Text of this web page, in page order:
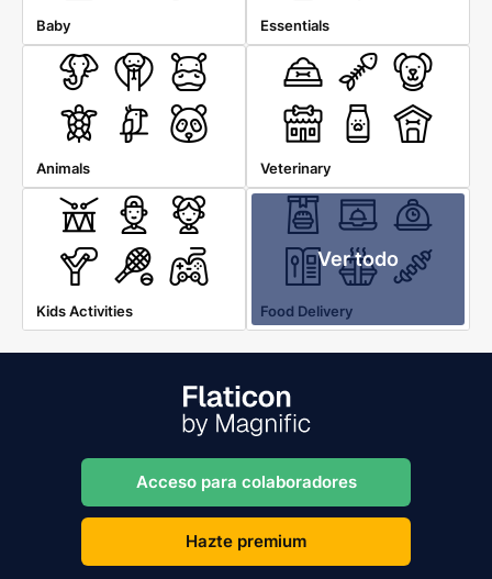
Baby Essentials
Animals Veterinary
Kids Activities
Ver todo
Food Delivery
Acceso para colaboradores
Hazte premium